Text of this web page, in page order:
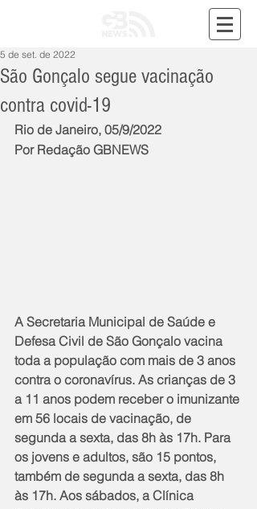
São Gonçalo segue vacinação
contra covid-19
5 de set. de 2022
Rio de Janeiro, 05/9/2022
Por Redação GBNEWS
A Secretaria Municipal de Saúde e
Defesa Civil de São Gonçalo vacina
toda a população com mais de 3 anos
contra o coronavírus. As crianças de 3
a 11 anos podem receber o imunizante
em 56 locais de vacinação, de
segunda a sexta, das 8h às 17h. Para
os jovens e adultos, são 15 pontos,
também de segunda a sexta, das 8h
às 17h. Aos sábados, a Clínica